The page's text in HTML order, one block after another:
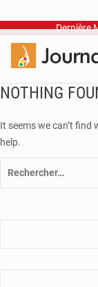
Dernière
NOTHING
It seems we can’t find
help.